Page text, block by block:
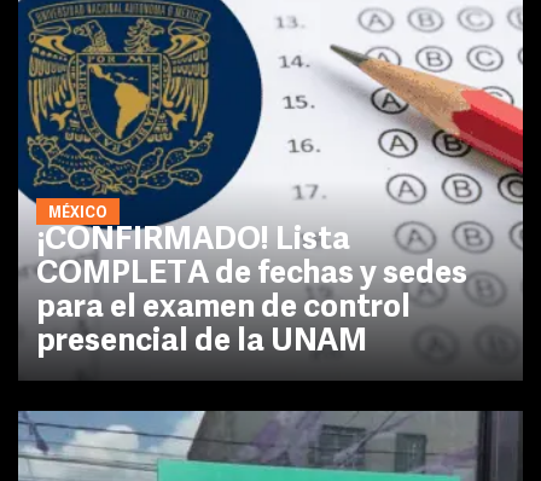
MÉXICO
¡CONFIRMADO! Lista
COMPLETA de fechas y sedes
para el examen de control
presencial de la UNAM